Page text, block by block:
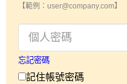
【範例：user@company.com】
忘記密碼
記住帳號密碼